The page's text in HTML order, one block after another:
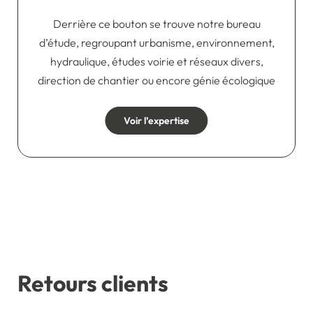
Derrière ce bouton se trouve notre bureau
d’étude, regroupant urbanisme, environnement,
hydraulique, études voirie et réseaux divers,
direction de chantier ou encore génie écologique
Voir l’expertise
Retours clients